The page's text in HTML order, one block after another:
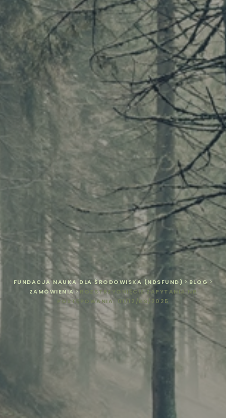
FUNDACJA NAUKA DLA ŚRODOWISKA (NDSFUND) > BLOG >
ZAMÓWIENIA> ROZSTRZYGNIĘCIE ZAPYTANIA NR
POSTĘPOWANIA: 01/12/KS/2025